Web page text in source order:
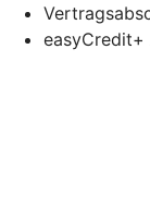
easyCredit+